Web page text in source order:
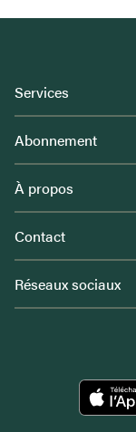
Services
Abonnement
À propos
Contact
Réseaux sociaux